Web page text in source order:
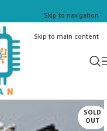
Skip to navigation
Skip to main content
SOLD
OUT